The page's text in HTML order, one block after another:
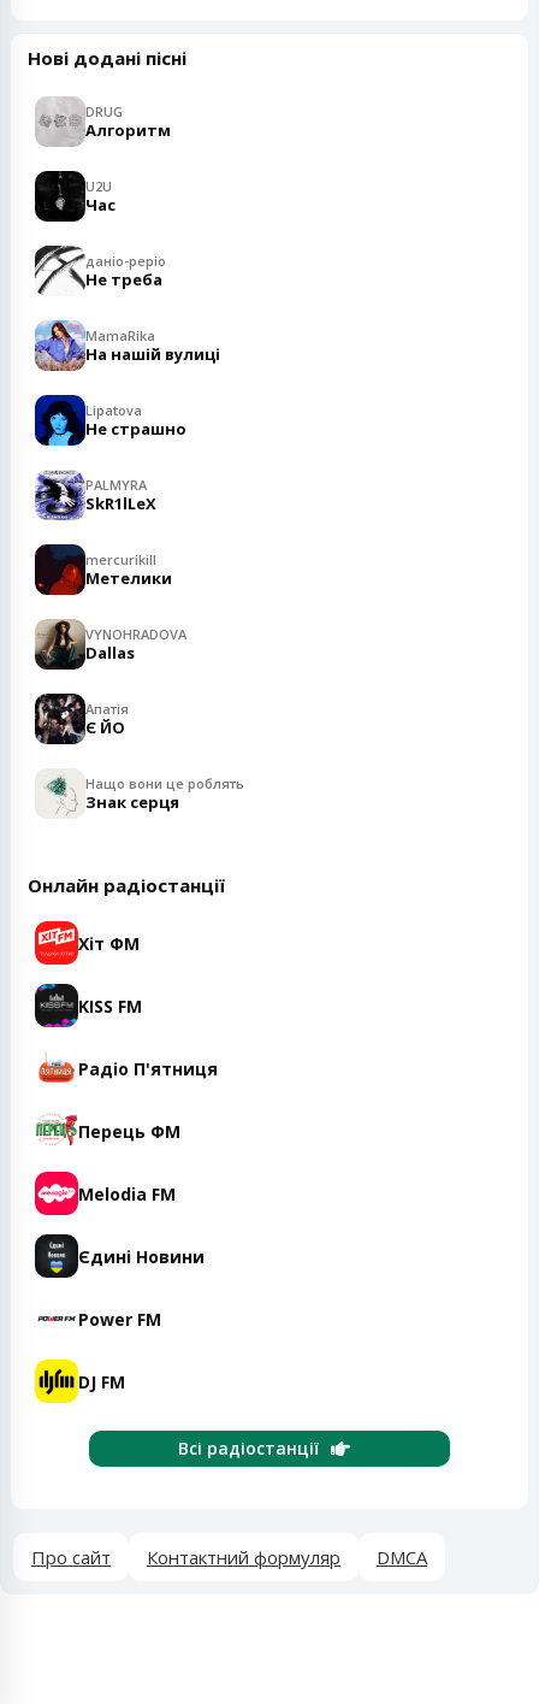
Нові додані пісні
DRUG
Алгоритм
U2U
Час
даніо-реріо
Не треба
MamaRika
На нашій вулиці
Lipatova
Не страшно
PALMYRA
SkR1lLeX
mercurikill
Метелики
VYNOHRADOVA
Dallas
Апатія
Є ЙО
Нащо вони це роблять
Знак серця
Онлайн радіостанції
Хіт ФМ
KISS FM
Радіо П'ятниця
Перець ФМ
Melodia FM
Єдині Новини
Power FM
DJ FM
Всі радіостанції
Про сайт Контактний формуляр DMCA